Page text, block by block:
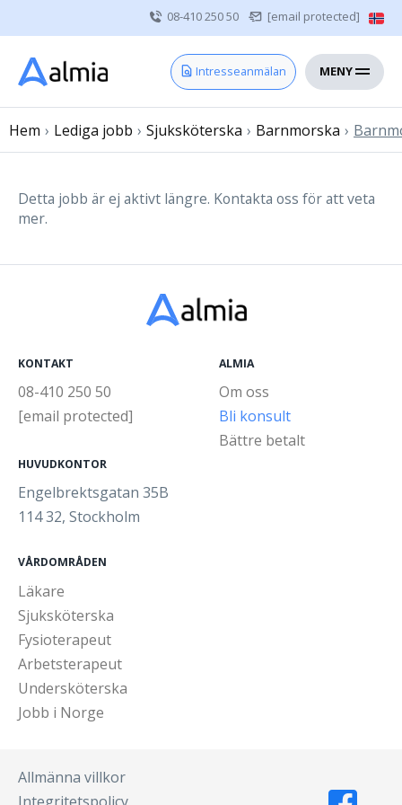
08-410 250 50 [email protected]
Intresseanmälan MENY
Hem
Vårdgivare
Om oss
Sjuksköterska
Läkare
Hem › Lediga jobb › Sjuksköterska › Barnmorska ›
Detta jobb är ej aktivt längre. Kontakta oss för att veta
mer.
KONTAKT
08-410 250 50
[email protected]
HUVUDKONTOR
Engelbrektsgatan 35B
114 32, Stockholm
ALMIA
Om oss
Bli konsult
Bättre betalt
VÅRDOMRÅDEN
Läkare
Sjuksköterska
Fysioterapeut
Arbetsterapeut
Undersköterska
Jobb i Norge
Allmänna villkor
Integritetspolicy